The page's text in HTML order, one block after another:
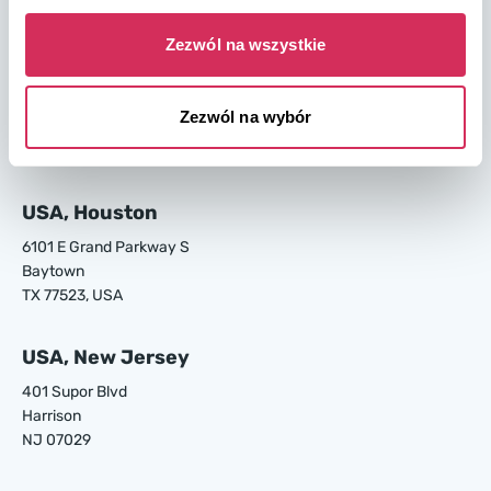
Zezwól na wszystkie
Zezwól na wybór
USA, Los Angeles
CA 90745, USA
USA, Houston
6101 E Grand Parkway S
Baytown
TX 77523, USA
USA, New Jersey
401 Supor Blvd
Harrison
NJ 07029